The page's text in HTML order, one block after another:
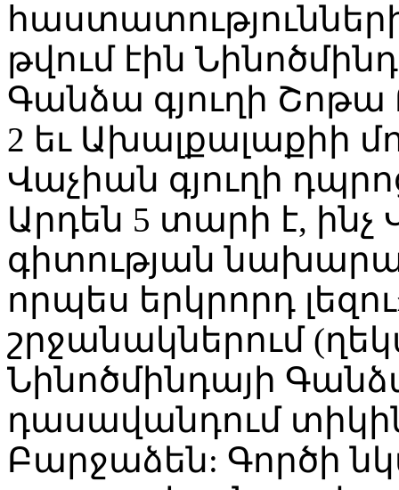
թվում էին
Գանձա գյուղի Շոթա
2 եւ Ախալքալաքիի
Վաչիան գյուղի
Արդեն 5 տարի է,
գիտության
որպես երկրորդ
շրջանակներում
Նինոծմինդայի
դասավանդում
Բարջաձեն: Գործի